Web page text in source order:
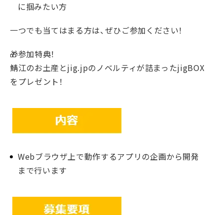
に掴みたい方
一つでも当てはまる方は、ぜひご参加ください！
🎁参加特典！
鯖江のお土産とjig.jpのノベルティが詰まったjigBOX
をプレゼント！
Webブラウザ上で動作するアプリの企画から開発
まで行います